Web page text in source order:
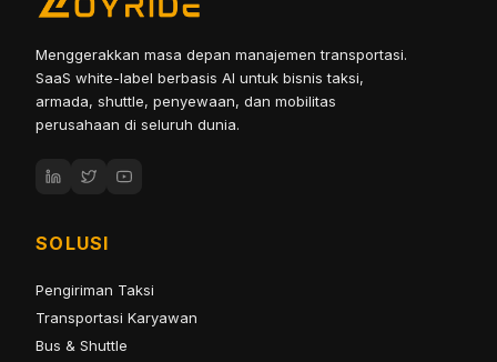
Menggerakkan masa depan manajemen transportasi.
SaaS white-label berbasis AI untuk bisnis taksi,
armada, shuttle, penyewaan, dan mobilitas
perusahaan di seluruh dunia.
SOLUSI
Pengiriman Taksi
Transportasi Karyawan
Bus & Shuttle